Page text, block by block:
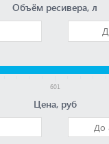
Объём ресивера, л
601
Цена, руб